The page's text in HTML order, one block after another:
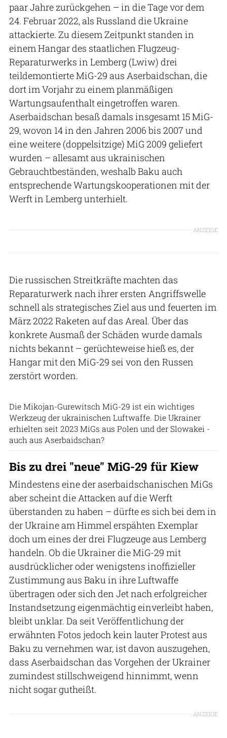
paar Jahre zurückgehen – in die Tage vor dem
24. Februar 2022, als Russland die Ukraine
attackierte. Zu diesem Zeitpunkt standen in
einem Hangar des staatlichen Flugzeug-
Reparaturwerks in Lemberg (Lwiw) drei
teildemontierte MiG-29 aus Aserbaidschan, die
dort im Vorjahr zu einem planmäßigen
Wartungsaufenthalt eingetroffen waren.
Aserbaidschan besaß damals insgesamt 15 MiG-
29, wovon 14 in den Jahren 2006 bis 2007 und
eine weitere (doppelsitzige) MiG 2009 geliefert
wurden – allesamt aus ukrainischen
Gebrauchtbeständen, weshalb Baku auch
entsprechende Wartungskooperationen mit der
Werft in Lemberg unterhielt.
ANZEIGE
Die russischen Streitkräfte machten das
Reparaturwerk nach ihrer ersten Angriffswelle
schnell als strategisches Ziel aus und feuerten im
März 2022 Raketen auf das Areal. Über das
konkrete Ausmaß der Schäden wurde damals
nichts bekannt – gerüchteweise hieß es, der
Hangar mit den MiG-29 sei von den Russen
zerstört worden.
Die Mikojan-Gurewitsch MiG-29 ist ein wichtiges
Werkzeug der ukrainischen Luftwaffe. Die Ukrainer
erhielten seit 2023 MiGs aus Polen und der Slowakei -
auch aus Aserbaidschan?
Bis zu drei "neue" MiG-29 für Kiew
Mindestens eine der aserbaidschanischen MiGs
aber scheint die Attacken auf die Werft
überstanden zu haben – dürfte es sich bei dem in
der Ukraine am Himmel erspähten Exemplar
doch um eines der drei Flugzeuge aus Lemberg
handeln. Ob die Ukrainer die MiG-29 mit
ausdrücklicher oder wenigstens inoffizieller
Zustimmung aus Baku in ihre Luftwaffe
übertragen oder sich den Jet nach erfolgreicher
Instandsetzung eigenmächtig einverleibt haben,
bleibt unklar. Da seit Veröffentlichung der
erwähnten Fotos jedoch kein lauter Protest aus
Baku zu vernehmen war, ist davon auszugehen,
dass Aserbaidschan das Vorgehen der Ukrainer
zumindest stillschweigend hinnimmt, wenn
nicht sogar gutheißt.
ANZEIGE